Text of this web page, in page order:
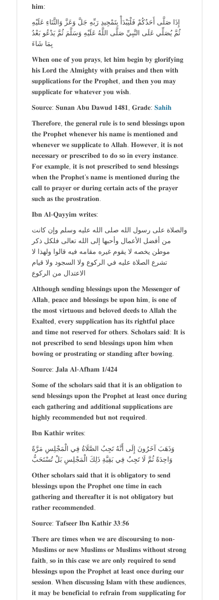
𝐡𝐢𝐦:
إِذَا صَلَّى أَحَدُكُمْ فَلْيَبْدَأْ بِتَمْجِيدِ رَبِّهِ جَلَّ وَعَزَّ وَالثَّنَاءِ عَلَيْهِ
ثُمَّ يُصَلِّي عَلَى النَّبِيِّ صَلَّى اللَّهُ عَلَيْهِ وَسَلَّمَ ثُمَّ يَدْعُو بَعْدُ
بِمَا شَاءَ
𝐖𝐡𝐞𝐧 𝐨𝐧𝐞 𝐨𝐟 𝐲𝐨𝐮 𝐩𝐫𝐚𝐲𝐬, 𝐥𝐞𝐭 𝐡𝐢𝐦 𝐛𝐞𝐠𝐢𝐧 𝐛𝐲 𝐠𝐥𝐨𝐫𝐢𝐟𝐲𝐢𝐧𝐠
𝐡𝐢𝐬 𝐋𝐨𝐫𝐝 𝐭𝐡𝐞 𝐀𝐥𝐦𝐢𝐠𝐡𝐭𝐲 𝐰𝐢𝐭𝐡 𝐩𝐫𝐚𝐢𝐬𝐞𝐬 𝐚𝐧𝐝 𝐭𝐡𝐞𝐧 𝐰𝐢𝐭𝐡
𝐬𝐮𝐩𝐩𝐥𝐢𝐜𝐚𝐭𝐢𝐨𝐧𝐬 𝐟𝐨𝐫 𝐭𝐡𝐞 𝐏𝐫𝐨𝐩𝐡𝐞𝐭, 𝐚𝐧𝐝 𝐭𝐡𝐞𝐧 𝐲𝐨𝐮 𝐦𝐚𝐲
𝐬𝐮𝐩𝐩𝐥𝐢𝐜𝐚𝐭𝐞 𝐟𝐨𝐫 𝐰𝐡𝐚𝐭𝐞𝐯𝐞𝐫 𝐲𝐨𝐮 𝐰𝐢𝐬𝐡.
𝐒𝐨𝐮𝐫𝐜𝐞: 𝐒𝐮𝐧𝐚𝐧 𝐀𝐛𝐮 𝐃𝐚𝐰𝐮𝐝 𝟏𝟒𝟖𝟏, 𝐆𝐫𝐚𝐝𝐞: 𝐒𝐚𝐡𝐢𝐡
𝐓𝐡𝐞𝐫𝐞𝐟𝐨𝐫𝐞, 𝐭𝐡𝐞 𝐠𝐞𝐧𝐞𝐫𝐚𝐥 𝐫𝐮𝐥𝐞 𝐢𝐬 𝐭𝐨 𝐬𝐞𝐧𝐝 𝐛𝐥𝐞𝐬𝐬𝐢𝐧𝐠𝐬 𝐮𝐩𝐨𝐧
𝐭𝐡𝐞 𝐏𝐫𝐨𝐩𝐡𝐞𝐭 𝐰𝐡𝐞𝐧𝐞𝐯𝐞𝐫 𝐡𝐢𝐬 𝐧𝐚𝐦𝐞 𝐢𝐬 𝐦𝐞𝐧𝐭𝐢𝐨𝐧𝐞𝐝 𝐚𝐧𝐝
𝐰𝐡𝐞𝐧𝐞𝐯𝐞𝐫 𝐰𝐞 𝐬𝐮𝐩𝐩𝐥𝐢𝐜𝐚𝐭𝐞 𝐭𝐨 𝐀𝐥𝐥𝐚𝐡. 𝐇𝐨𝐰𝐞𝐯𝐞𝐫, 𝐢𝐭 𝐢𝐬 𝐧𝐨𝐭
𝐧𝐞𝐜𝐞𝐬𝐬𝐚𝐫𝐲 𝐨𝐫 𝐩𝐫𝐞𝐬𝐜𝐫𝐢𝐛𝐞𝐝 𝐭𝐨 𝐝𝐨 𝐬𝐨 𝐢𝐧 𝐞𝐯𝐞𝐫𝐲 𝐢𝐧𝐬𝐭𝐚𝐧𝐜𝐞.
𝐅𝐨𝐫 𝐞𝐱𝐚𝐦𝐩𝐥𝐞, 𝐢𝐭 𝐢𝐬 𝐧𝐨𝐭 𝐩𝐫𝐞𝐬𝐜𝐫𝐢𝐛𝐞𝐝 𝐭𝐨 𝐬𝐞𝐧𝐝 𝐛𝐥𝐞𝐬𝐬𝐢𝐧𝐠𝐬
𝐰𝐡𝐞𝐧 𝐭𝐡𝐞 𝐏𝐫𝐨𝐩𝐡𝐞𝐭’𝐬 𝐧𝐚𝐦𝐞 𝐢𝐬 𝐦𝐞𝐧𝐭𝐢𝐨𝐧𝐞𝐝 𝐝𝐮𝐫𝐢𝐧𝐠 𝐭𝐡𝐞
𝐜𝐚𝐥𝐥 𝐭𝐨 𝐩𝐫𝐚𝐲𝐞𝐫 𝐨𝐫 𝐝𝐮𝐫𝐢𝐧𝐠 𝐜𝐞𝐫𝐭𝐚𝐢𝐧 𝐚𝐜𝐭𝐬 𝐨𝐟 𝐭𝐡𝐞 𝐩𝐫𝐚𝐲𝐞𝐫
𝐬𝐮𝐜𝐡 𝐚𝐬 𝐭𝐡𝐞 𝐩𝐫𝐨𝐬𝐭𝐫𝐚𝐭𝐢𝐨𝐧.
𝐈𝐛𝐧 𝐀𝐥-𝐐𝐚𝐲𝐲𝐢𝐦 𝐰𝐫𝐢𝐭𝐞𝐬:
والصلاة على رسول الله صلى الله عليه وسلم وإن كانت
من أفضل الأعمال وأحبها إلى الله تعالى فلكل ذكر
موطن يخصه لا يقوم غيره مقامه فيه قالوا ولهذا لا
تشرع الصلاة عليه في الركوع ولا السجود ولا قيام
الاعتدال من الركوع
𝐀𝐥𝐭𝐡𝐨𝐮𝐠𝐡 𝐬𝐞𝐧𝐝𝐢𝐧𝐠 𝐛𝐥𝐞𝐬𝐬𝐢𝐧𝐠𝐬 𝐮𝐩𝐨𝐧 𝐭𝐡𝐞 𝐌𝐞𝐬𝐬𝐞𝐧𝐠𝐞𝐫 𝐨𝐟
𝐀𝐥𝐥𝐚𝐡, 𝐩𝐞𝐚𝐜𝐞 𝐚𝐧𝐝 𝐛𝐥𝐞𝐬𝐬𝐢𝐧𝐠𝐬 𝐛𝐞 𝐮𝐩𝐨𝐧 𝐡𝐢𝐦, 𝐢𝐬 𝐨𝐧𝐞 𝐨𝐟
𝐭𝐡𝐞 𝐦𝐨𝐬𝐭 𝐯𝐢𝐫𝐭𝐮𝐨𝐮𝐬 𝐚𝐧𝐝 𝐛𝐞𝐥𝐨𝐯𝐞𝐝 𝐝𝐞𝐞𝐝𝐬 𝐭𝐨 𝐀𝐥𝐥𝐚𝐡 𝐭𝐡𝐞
𝐄𝐱𝐚𝐥𝐭𝐞𝐝, 𝐞𝐯𝐞𝐫𝐲 𝐬𝐮𝐩𝐩𝐥𝐢𝐜𝐚𝐭𝐢𝐨𝐧 𝐡𝐚𝐬 𝐢𝐭𝐬 𝐫𝐢𝐠𝐡𝐭𝐟𝐮𝐥 𝐩𝐥𝐚𝐜𝐞
𝐚𝐧𝐝 𝐭𝐢𝐦𝐞 𝐧𝐨𝐭 𝐫𝐞𝐬𝐞𝐫𝐯𝐞𝐝 𝐟𝐨𝐫 𝐨𝐭𝐡𝐞𝐫𝐬. 𝐒𝐜𝐡𝐨𝐥𝐚𝐫𝐬 𝐬𝐚𝐢𝐝: 𝐈𝐭 𝐢𝐬
𝐧𝐨𝐭 𝐩𝐫𝐞𝐬𝐜𝐫𝐢𝐛𝐞𝐝 𝐭𝐨 𝐬𝐞𝐧𝐝 𝐛𝐥𝐞𝐬𝐬𝐢𝐧𝐠𝐬 𝐮𝐩𝐨𝐧 𝐡𝐢𝐦 𝐰𝐡𝐞𝐧
𝐛𝐨𝐰𝐢𝐧𝐠 𝐨𝐫 𝐩𝐫𝐨𝐬𝐭𝐫𝐚𝐭𝐢𝐧𝐠 𝐨𝐫 𝐬𝐭𝐚𝐧𝐝𝐢𝐧𝐠 𝐚𝐟𝐭𝐞𝐫 𝐛𝐨𝐰𝐢𝐧𝐠.
𝐒𝐨𝐮𝐫𝐜𝐞: 𝐉𝐚𝐥𝐚 𝐀𝐥-𝐀𝐟𝐡𝐚𝐦 𝟏/𝟒𝟐𝟒
𝐒𝐨𝐦𝐞 𝐨𝐟 𝐭𝐡𝐞 𝐬𝐜𝐡𝐨𝐥𝐚𝐫𝐬 𝐬𝐚𝐢𝐝 𝐭𝐡𝐚𝐭 𝐢𝐭 𝐢𝐬 𝐚𝐧 𝐨𝐛𝐥𝐢𝐠𝐚𝐭𝐢𝐨𝐧 𝐭𝐨
𝐬𝐞𝐧𝐝 𝐛𝐥𝐞𝐬𝐬𝐢𝐧𝐠𝐬 𝐮𝐩𝐨𝐧 𝐭𝐡𝐞 𝐏𝐫𝐨𝐩𝐡𝐞𝐭 𝐚𝐭 𝐥𝐞𝐚𝐬𝐭 𝐨𝐧𝐜𝐞 𝐝𝐮𝐫𝐢𝐧𝐠
𝐞𝐚𝐜𝐡 𝐠𝐚𝐭𝐡𝐞𝐫𝐢𝐧𝐠 𝐚𝐧𝐝 𝐚𝐝𝐝𝐢𝐭𝐢𝐨𝐧𝐚𝐥 𝐬𝐮𝐩𝐩𝐥𝐢𝐜𝐚𝐭𝐢𝐨𝐧𝐬 𝐚𝐫𝐞
𝐡𝐢𝐠𝐡𝐥𝐲 𝐫𝐞𝐜𝐨𝐦𝐦𝐞𝐧𝐝𝐞𝐝 𝐛𝐮𝐭 𝐧𝐨𝐭 𝐫𝐞𝐪𝐮𝐢𝐫𝐞𝐝.
𝐈𝐛𝐧 𝐊𝐚𝐭𝐡𝐢𝐫 𝐰𝐫𝐢𝐭𝐞𝐬:
وَذَهَبَ آخَرُونَ إِلَى أَنَّهُ تَجِبُ الصَّلَاةُ فِي الْمَجْلِسِ مَرَّةً
وَاحِدَةً ثُمَّ لَا تَجِبُ فِي بَقِيَّةِ ذَلِكَ الْمَجْلِسِ بَلْ تُسْتَحَبُّ
𝐎𝐭𝐡𝐞𝐫 𝐬𝐜𝐡𝐨𝐥𝐚𝐫𝐬 𝐬𝐚𝐢𝐝 𝐭𝐡𝐚𝐭 𝐢𝐭 𝐢𝐬 𝐨𝐛𝐥𝐢𝐠𝐚𝐭𝐨𝐫𝐲 𝐭𝐨 𝐬𝐞𝐧𝐝
𝐛𝐥𝐞𝐬𝐬𝐢𝐧𝐠𝐬 𝐮𝐩𝐨𝐧 𝐭𝐡𝐞 𝐏𝐫𝐨𝐩𝐡𝐞𝐭 𝐨𝐧𝐞 𝐭𝐢𝐦𝐞 𝐢𝐧 𝐞𝐚𝐜𝐡
𝐠𝐚𝐭𝐡𝐞𝐫𝐢𝐧𝐠 𝐚𝐧𝐝 𝐭𝐡𝐞𝐫𝐞𝐚𝐟𝐭𝐞𝐫 𝐢𝐭 𝐢𝐬 𝐧𝐨𝐭 𝐨𝐛𝐥𝐢𝐠𝐚𝐭𝐨𝐫𝐲 𝐛𝐮𝐭
𝐫𝐚𝐭𝐡𝐞𝐫 𝐫𝐞𝐜𝐨𝐦𝐦𝐞𝐧𝐝𝐞𝐝.
𝐒𝐨𝐮𝐫𝐜𝐞: 𝐓𝐚𝐟𝐬𝐞𝐞𝐫 𝐈𝐛𝐧 𝐊𝐚𝐭𝐡𝐢𝐫 𝟑𝟑:𝟓𝟔
𝐓𝐡𝐞𝐫𝐞 𝐚𝐫𝐞 𝐭𝐢𝐦𝐞𝐬 𝐰𝐡𝐞𝐧 𝐰𝐞 𝐚𝐫𝐞 𝐝𝐢𝐬𝐜𝐨𝐮𝐫𝐬𝐢𝐧𝐠 𝐭𝐨 𝐧𝐨𝐧-
𝐌𝐮𝐬𝐥𝐢𝐦𝐬 𝐨𝐫 𝐧𝐞𝐰 𝐌𝐮𝐬𝐥𝐢𝐦𝐬 𝐨𝐫 𝐌𝐮𝐬𝐥𝐢𝐦𝐬 𝐰𝐢𝐭𝐡𝐨𝐮𝐭 𝐬𝐭𝐫𝐨𝐧𝐠
𝐟𝐚𝐢𝐭𝐡, 𝐬𝐨 𝐢𝐧 𝐭𝐡𝐢𝐬 𝐜𝐚𝐬𝐞 𝐰𝐞 𝐚𝐫𝐞 𝐨𝐧𝐥𝐲 𝐫𝐞𝐪𝐮𝐢𝐫𝐞𝐝 𝐭𝐨 𝐬𝐞𝐧𝐝
𝐛𝐥𝐞𝐬𝐬𝐢𝐧𝐠𝐬 𝐮𝐩𝐨𝐧 𝐭𝐡𝐞 𝐏𝐫𝐨𝐩𝐡𝐞𝐭 𝐚𝐭 𝐥𝐞𝐚𝐬𝐭 𝐨𝐧𝐜𝐞 𝐝𝐮𝐫𝐢𝐧𝐠 𝐨𝐮𝐫
𝐬𝐞𝐬𝐬𝐢𝐨𝐧. 𝐖𝐡𝐞𝐧 𝐝𝐢𝐬𝐜𝐮𝐬𝐬𝐢𝐧𝐠 𝐈𝐬𝐥𝐚𝐦 𝐰𝐢𝐭𝐡 𝐭𝐡𝐞𝐬𝐞 𝐚𝐮𝐝𝐢𝐞𝐧𝐜𝐞𝐬,
𝐢𝐭 𝐦𝐚𝐲 𝐛𝐞 𝐛𝐞𝐧𝐞𝐟𝐢𝐜𝐢𝐚𝐥 𝐭𝐨 𝐫𝐞𝐟𝐫𝐚𝐢𝐧 𝐟𝐫𝐨𝐦 𝐬𝐮𝐩𝐩𝐥𝐢𝐜𝐚𝐭𝐢𝐧𝐠 𝐟𝐨𝐫